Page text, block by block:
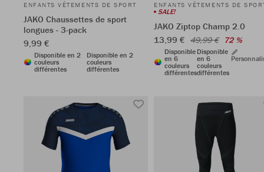
ENFANTS VÊTEMENTS DE SPORT
JAKO Chaussettes de sport
longues - 3-pack
9,99 €
Disponible en 2
couleurs
différentes
Disponible en 2
couleurs
différentes
ENFANTS VÊTEMENTS DE
SALE!
JAKO Ziptop Champ 2.0
13,99 € 49,99 € 72 %
Disponible
en 6
couleurs
différentes
Disponible
en 6
couleurs
différentes